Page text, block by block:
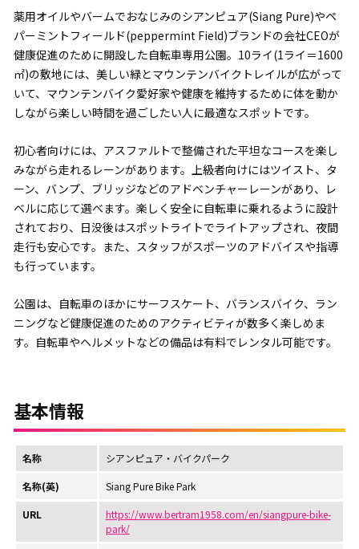
薬用オイルやバームでおなじみのシアンピュア(Siang Pure)やペ
パーミントフィールド(peppermint Field)ブランドの会社CEOが
健康促進のために開設した自転車専用公園。10ライ(1ライ＝1600
㎡)の敷地には、美しい緑とマウンテンバイクトレイルが広がって
いて、マウンテンバイク愛好家や健康を維持するために体を動か
しながら楽しい時間を過ごしたい人に最適なスポットです。
初心者向けには、アスファルトで整備された平坦なコースを楽し
みながら走れるレーンがあります。上級者向けにはツイスト、タ
ーン、バンプ、ブリッジなどのアドベンチャーレーンがあり、レ
ベルに応じて選べます。楽しく安全に自転車に乗れるように設計
されており、日没後はスポットライトでライトアップされ、夜間
走行も安心です。また、スタッフがスポーツのアドバイスや指導
も行っています。
公園は、自転車のほかにサーフスケート、バランスバイク、ラン
ニングなど健康促進のためのアクティビティが数多く楽しめま
す。自転車やヘルメットなどの備品は有料でレンタル可能です。
基本情報
名称 シアンピュア・バイクパーク
名称(英) Siang Pure Bike Park
URL
https://www.bertram1958.com/en/siangpure-bike-
park/